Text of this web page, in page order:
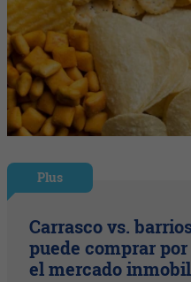
Plus
Carrasco vs.
puede comprar por
el mercado